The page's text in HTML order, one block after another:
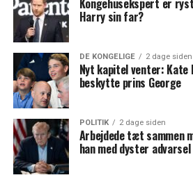
Kongehusekspert er
Harry sin far?
DE KONGELIGE 2 dage siden
Nyt kapitel venter:
beskytte prins George
POLITIK 2 dage siden
Arbejdede tæt sammen
han med dyster advarsel